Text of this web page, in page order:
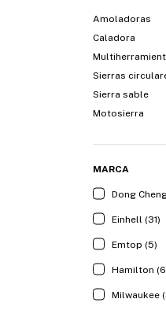
Amoladoras
Caladora
Sierras
Sierra sable
Motosierra
MARCA
Dong
Einhell (31)
Emtop (5)
Hamilton
Milwaukee